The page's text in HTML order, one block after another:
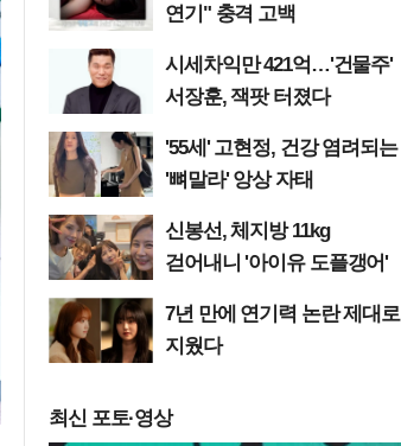
연기" 충격 고백
시세차익만 421억…'건물주'
서장훈, 잭팟 터졌다
'55세' 고현정, 건강 염려되는
'뼈말라' 앙상 자태
신봉선, 체지방 11kg
걷어내니 '아이유 도플갱어'
7년 만에 연기력 논란 제대로
지웠다
최신 포토·영상